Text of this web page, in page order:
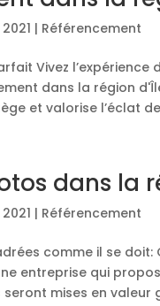
| Référencement
Vivez l’expérience
dans la région
et valorise l’éclat
dans la
| Référencement
comme il se
entreprise qui
mises en valeur